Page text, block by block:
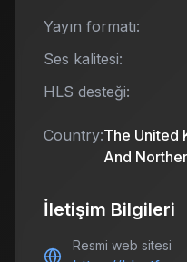
Yayın formatı:
Ses kalitesi:
HLS desteği:
Country:The United
And
İletişim Bilgileri
Resmi web sitesi